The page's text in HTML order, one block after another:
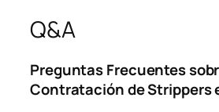
Q&A
Preguntas Frecuentes
Contratación de Strippers